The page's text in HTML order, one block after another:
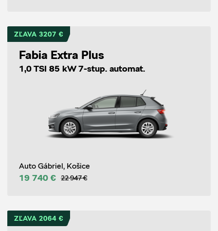
ZĽAVA 3207 €
Fabia Extra Plus
1,0 TSI 85 kW 7-stup. automat.
Auto Gábriel, Košice
19 740 € 22 947 €
ZĽAVA 2064 €